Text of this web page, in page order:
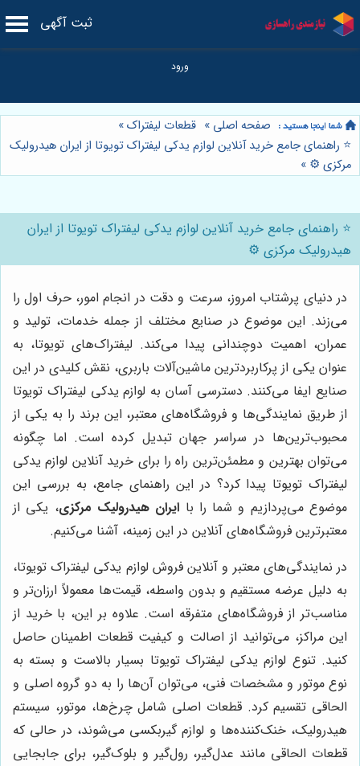
ثبت آگهی
صفحه اصلی » قطعات لیفتراک»
⭐️ راهنمای جامع خرید آنلاین لوازم یدکی لیفتراک تویوتا از ایران هیدرولیک
مرکزی ⚙️ »
⭐️ راهنمای جامع خرید آنلاین لوازم یدکی لیفتراک تویوتا از ایران
هیدرولیک مرکزی ⚙️
در دنیای پرشتاب امروز، سرعت و دقت در انجام امور، حرف اول را
می‌زند. این موضوع در صنایع مختلف از جمله خدمات، تولید و
عمران، اهمیت دوچندانی پیدا می‌کند. لیفتراک‌های تویوتا، به
عنوان یکی از پرکاربردترین ماشین‌آلات باربری، نقش کلیدی در این
صنایع ایفا می‌کنند. دسترسی آسان به لوازم یدکی لیفتراک تویوتا
از طریق نمایندگی‌ها و فروشگاه‌های معتبر، این برند را به یکی از
محبوب‌ترین‌ها در سراسر جهان تبدیل کرده است. اما چگونه
می‌توان بهترین و مطمئن‌ترین راه را برای خرید آنلاین لوازم یدکی
لیفتراک تویوتا پیدا کرد؟ در این راهنمای جامع، به بررسی این
موضوع می‌پردازیم و شما را با ایران هیدرولیک مرکزی، یکی از
معتبرترین فروشگاه‌های آنلاین در این زمینه، آشنا می‌کنیم.
در نمایندگی‌های معتبر و آنلاین فروش لوازم یدکی لیفتراک تویوتا،
به دلیل عرضه مستقیم و بدون واسطه، قیمت‌ها معمولاً ارزان‌تر و
مناسب‌تر از فروشگاه‌های متفرقه است. علاوه بر این، با خرید از
این مراکز، می‌توانید از اصالت و کیفیت قطعات اطمینان حاصل
کنید. تنوع لوازم یدکی لیفتراک تویوتا بسیار بالاست و بسته به
نوع موتور و مشخصات فنی، می‌توان آن‌ها را به دو گروه اصلی و
الحاقی تقسیم کرد. قطعات اصلی شامل چرخ‌ها، موتور، سیستم
هیدرولیک، خنک‌کننده‌ها و لوازم گیربکسی می‌شوند، در حالی که
قطعات الحاقی مانند عدل‌گیر، رول‌گیر و بلوک‌گیر، برای جابجایی